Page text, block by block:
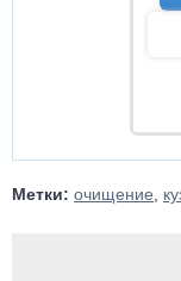
Метки: очищение